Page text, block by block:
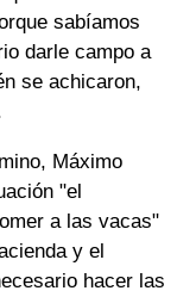
sabíamos
darle campo a
se achicaron,
Máximo
"el
a las vacas"
y el
hacer las